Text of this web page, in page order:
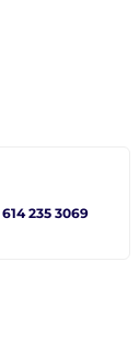
614 235 3069